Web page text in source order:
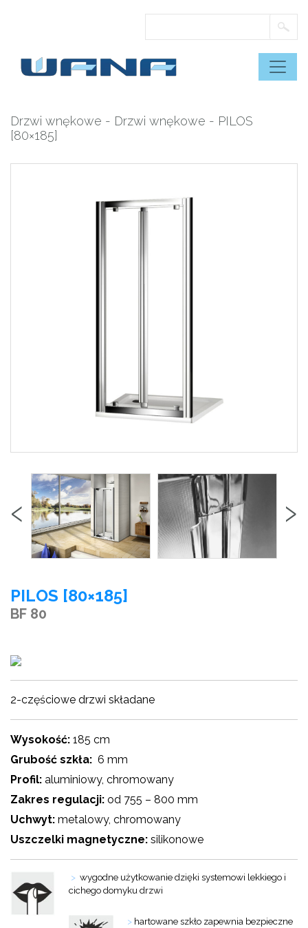
Drzwi wnękowe - Drzwi wnękowe - PILOS
[80×185]
‹ ›
PILOS [80×185]
BF 80
2-częściowe drzwi składane
Wysokość: 185 cm
Grubość szkła: 6 mm
Profil: aluminiowy, chromowany
Zakres regulacji: od 755 – 800 mm
Uchwyt: metalowy, chromowany
Uszczelki magnetyczne: silikonowe
> wygodne użytkowanie dzięki systemowi lekkiego i
cichego domyku drzwi
> hartowane szkło zapewnia bezpieczne